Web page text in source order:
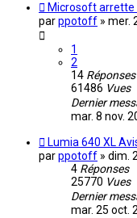
Microsoft arrette
parppotoff » mer.
1
2
14 Réponses
61486 Vues
Dernier
mar. 8 nov.
Lumia 640 XL
parppotoff » dim.
4 Réponses
25770 Vues
Dernier
mar. 25 oct.